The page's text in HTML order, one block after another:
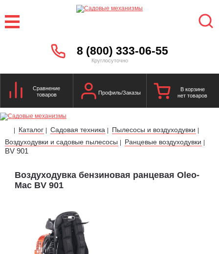
8 (800) 333-06-55
Круглосуточно
Сравнение
товаров
Профиль/Заказы
В корзине
нет товаров
| Каталог | Садовая техника | Пылесосы и воздуходувки |
Воздуходувки и садовые пылесосы | Ранцевые воздуходувки |
BV 901
Воздуходувка бензиновая ранцевая Oleo-
Mac BV 901